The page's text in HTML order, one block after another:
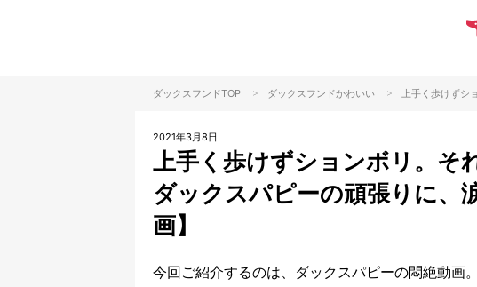
ダックスフンドTOP > ダックスフンドかわいい > 上手く歩けずシ
2021年3月8日
上手く歩けずションボリ。そ
ダックスパピーの頑張りに、
画】
今回ご紹介するのは、ダックスパピーの悶絶動画